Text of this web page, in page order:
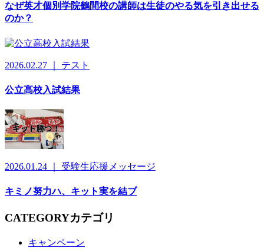
なぜ英才個別学院鶴間校の講師は生徒のやる気を引き出せる
のか？
2026.02.27 ｜ テスト
公立高校入試結果
2026.01.24 ｜ 受験生応援メッセージ
キミノ努力ハ、キット実を結ブ
CATEGORYカテゴリ
キャンペーン